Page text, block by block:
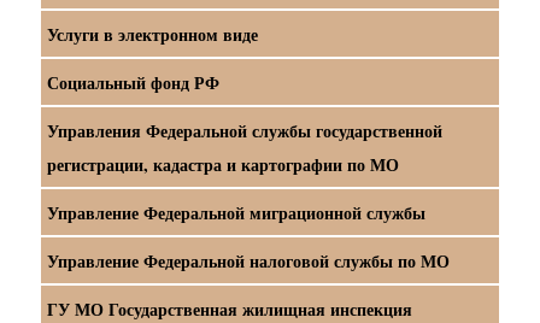
Услуги в электронном виде
Социальный фонд РФ
Управления Федеральной службы государственной
регистрации, кадастра и картографии по МО
Управление Федеральной миграционной службы
Управление Федеральной налоговой службы по МО
ГУ МО Государственная жилищная инспекция